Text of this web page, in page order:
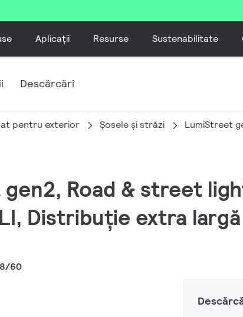
Aplicații Resurse Sustenabilitate
Descărcări
pentru exterior Șosele și străzi LumiStreet
Road & street
Distribuție extra largă
60